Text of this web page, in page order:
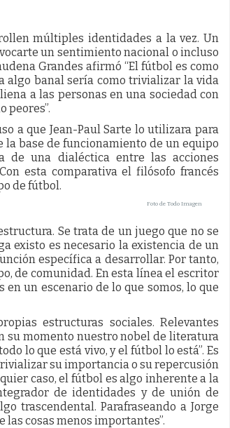
múltiples identidades a la vez. Un
un sentimiento nacional o incluso
Grandes afirmó “El fútbol es como
algo banal sería como trivializar la vida
a las personas en una sociedad con
peores”.
a que Jean-Paul Sarte lo utilizara para
la base de funcionamiento de un equipo
de una dialéctica entre las acciones
esta comparativa el filósofo francés
de fútbol.
Foto de Todo Imagen
Se trata de un juego que no se
existo es necesario la existencia de un
específica a desarrollar. Por tanto,
de comunidad. En esta línea el escritor
un escenario de lo que somos, lo que
estructuras sociales. Relevantes
su momento nuestro nobel de literatura
lo que está vivo, y el fútbol lo está”. Es
su importancia o su repercusión
caso, el fútbol es algo inherente a la
de identidades y de unión de
trascendental. Parafraseando a Jorge
cosas menos importantes”.